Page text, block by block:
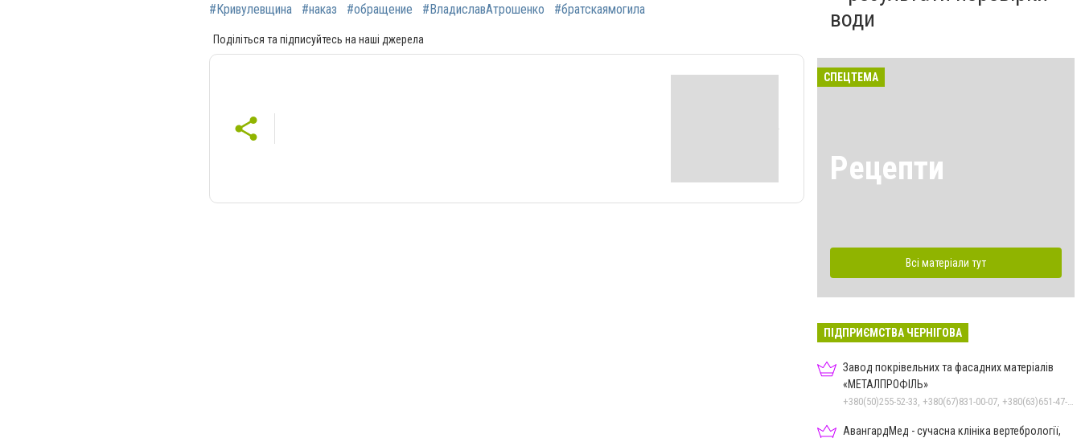
#Кривулевщина #наказ #обращение #ВладиславАтрошенко #братскаямогила
Поділіться та підписуйтесь на наші джерела
води
СПЕЦТЕМА
Рецепти
Всі матеріали тут
ПІДПРИЄМСТВА ЧЕРНІГОВА
Завод покрівельних та фасадних матеріалів
«МЕТАЛПРОФІЛЬ»
АвангардМед - сучасна клініка вертебрології,